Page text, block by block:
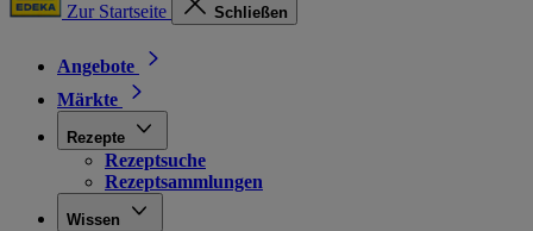
Zur Startseite Schließen
Angebote
Märkte
Rezepte
Rezeptsuche
Rezeptsammlungen
Wissen